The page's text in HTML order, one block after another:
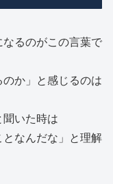
るのがこの言葉で
か」と感じるのは
いた時は
となんだな」と理解